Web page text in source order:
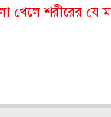
খেলে শরীরের যে